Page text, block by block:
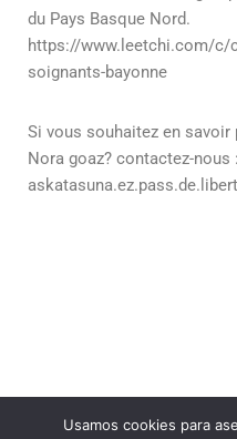
du Pays Basque Nord.
https://www.leetchi.com/c/
soignants-bayonne
Si vous souhaitez en
Nora goaz? contactez-nous :
Usamos cookies para